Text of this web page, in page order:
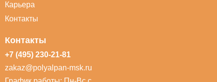
Карьера
Контакты
Контакты
+7 (495) 230-21-81
zakaz@polyalpan-msk.ru